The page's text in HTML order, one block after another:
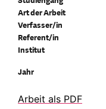
Art der Arbeit
Verfasser/in
Referent/in
Institut
Jahr
Arbeit als PDF